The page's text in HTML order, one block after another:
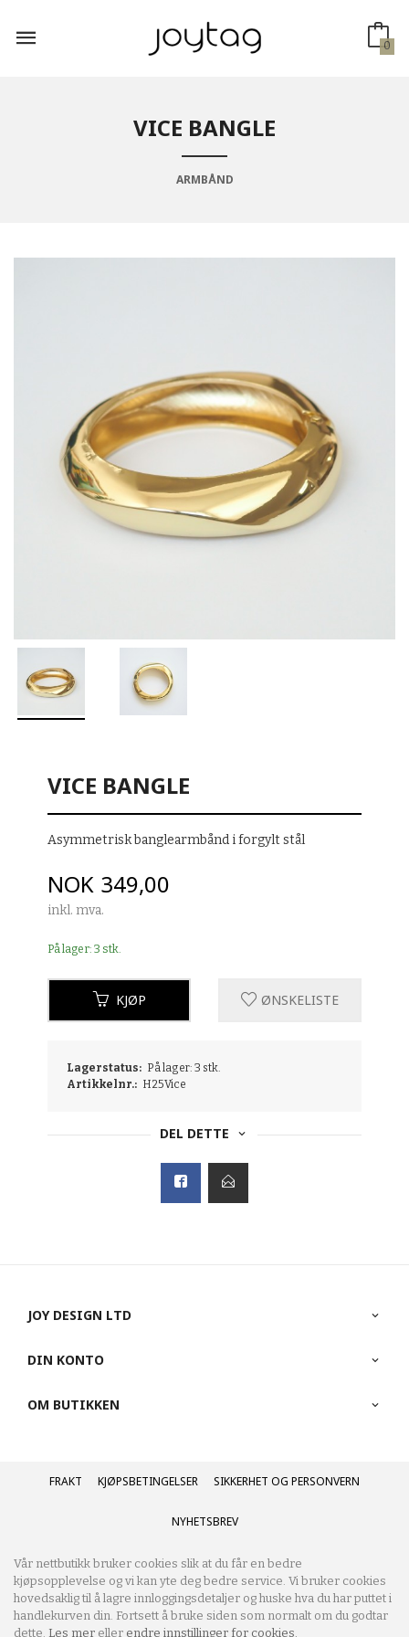
innholdet
0
VICE BANGLE
ARMBÅND
VICE BANGLE
Asymmetrisk banglearmbånd i forgylt stål
Pris
NOK 349,00
inkl. mva.
På lager: 3 stk.
KJØP ØNSKELISTE
Lagerstatus: På lager: 3 stk.
Artikkelnr.: H25Vice
DEL DETTE
JOY DESIGN LTD
DIN KONTO
OM BUTIKKEN
FRAKT KJØPSBETINGELSER SIKKERHET OG PERSONVERN
NYHETSBREV
Vår nettbutikk bruker cookies slik at du får en bedre
kjøpsopplevelse og vi kan yte deg bedre service. Vi bruker cookies
hovedsaklig til å lagre innloggingsdetaljer og huske hva du har puttet i
handlekurven din. Fortsett å bruke siden som normalt om du godtar
dette. Les mer eller endre innstillinger for cookies.